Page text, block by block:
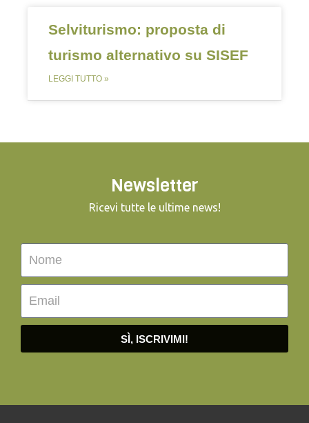
Selviturismo: proposta di
turismo alternativo su SISEF
LEGGI TUTTO »
Newsletter
Ricevi tutte le ultime news!
SÌ, ISCRIVIMI!